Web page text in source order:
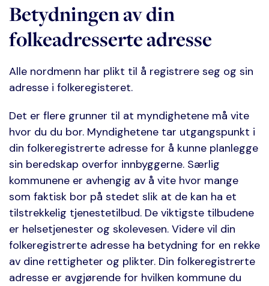
Betydningen av din
folkeadresserte adresse
Alle nordmenn har plikt til å registrere seg og sin
adresse i folkeregisteret.
Det er flere grunner til at myndighetene må vite
hvor du du bor. Myndighetene tar utgangspunkt i
din folkeregistrerte adresse for å kunne planlegge
sin beredskap overfor innbyggerne. Særlig
kommunene er avhengig av å vite hvor mange
som faktisk bor på stedet slik at de kan ha et
tilstrekkelig tjenestetilbud. De viktigste tilbudene
er helsetjenester og skolevesen. Videre vil din
folkeregistrerte adresse ha betydning for en rekke
av dine rettigheter og plikter. Din folkeregistrerte
adresse er avgjørende for hvilken kommune du